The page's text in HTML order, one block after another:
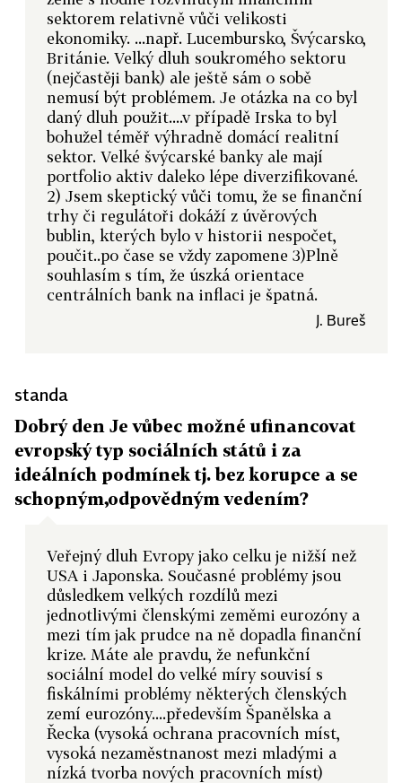
sektorem relativně vůči velikosti
ekonomiky. ...např. Lucembursko, Švýcarsko,
Británie. Velký dluh soukromého sektoru
(nejčastěji bank) ale ještě sám o sobě
nemusí být problémem. Je otázka na co byl
daný dluh použit....v případě Irska to byl
bohužel téměř výhradně domácí realitní
sektor. Velké švýcarské banky ale mají
portfolio aktiv daleko lépe diverzifikované.
2) Jsem skeptický vůči tomu, že se finanční
trhy či regulátoři dokáží z úvěrových
bublin, kterých bylo v historii nespočet,
poučit..po čase se vždy zapomene 3)Plně
souhlasím s tím, že úszká orientace
centrálních bank na inflaci je špatná.
J. Bureš
standa
Dobrý den Je vůbec možné ufinancovat
evropský typ sociálních států i za
ideálních podmínek tj. bez korupce a se
schopným,odpovědným vedením?
Veřejný dluh Evropy jako celku je nižší než
USA i Japonska. Současné problémy jsou
důsledkem velkých rozdílů mezi
jednotlivými členskými zeměmi eurozóny a
mezi tím jak prudce na ně dopadla finanční
krize. Máte ale pravdu, že nefunkční
sociální model do velké míry souvisí s
fiskálními problémy některých členských
zemí eurozóny....především Španělska a
Řecka (vysoká ochrana pracovních míst,
vysoká nezaměstnanost mezi mladými a
nízká tvorba nových pracovních míst)